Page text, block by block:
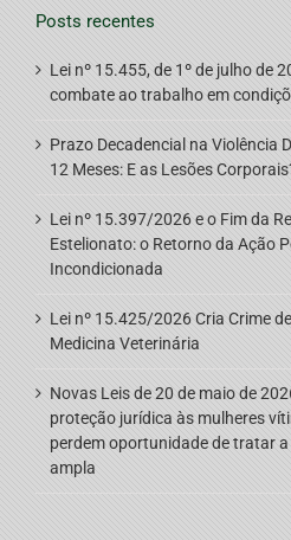
Posts recentes
Lei nº 15.455, de 1º de julho de
combate ao trabalho em
Prazo Decadencial na Violência
12 Meses: E as Lesões
Lei nº 15.397/2026 e o Fim da
Estelionato: o Retorno da Ação
Incondicionada
Lei nº 15.425/2026 Cria Crime
Medicina Veterinária
Novas Leis de 20 de maio de
proteção jurídica às mulheres
perdem oportunidade de tratar
ampla